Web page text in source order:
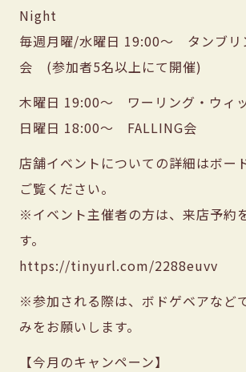
Night
毎週月曜/水曜日 19:00〜 タンブリ
会 (参加者5名以上にて開催)
木曜日 19:00〜 ワーリング・ウィ
日曜日 18:00〜 FALLING会
店舗イベントについての詳細はボー
ご覧ください。
※イベント主催者の方は、来店予約
す。
https://tinyurl.com/2288euvv
※参加される際は、ボドゲベアなど
みをお願いします。
【今月のキャンペーン】